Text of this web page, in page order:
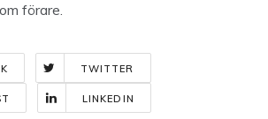
förare.
TWITTER
LINKEDIN